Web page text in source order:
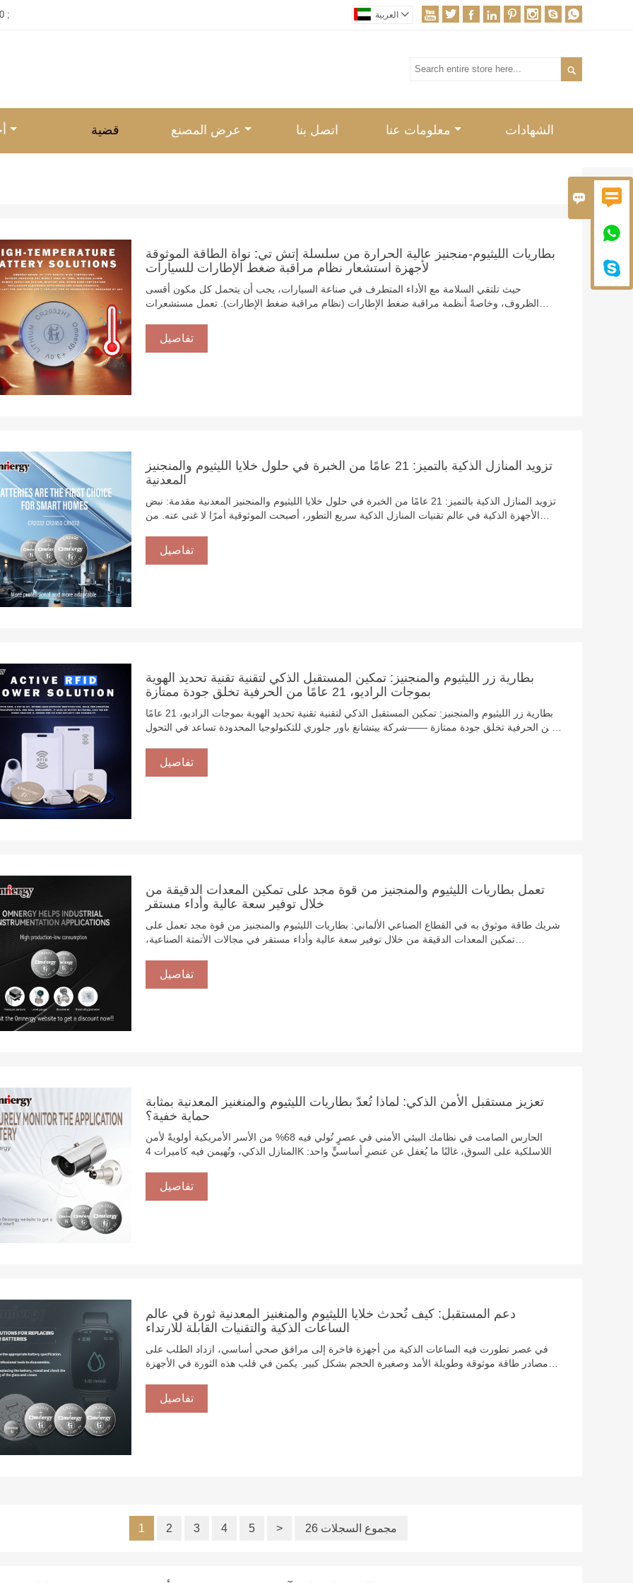
 


;         العربية 

قضية عرض المصنع اتصل بنا معلومات عنا الشهادات
بطاريات الليثيوم-منجنيز عالية الحرارة من سلسلة إتش تي: نواة الطاقة الموثوقة
لأجهزة استشعار نظام مراقبة ضغط الإطارات للسيارات
حيث تلتقي السلامة مع الأداء المتطرف في صناعة السيارات، يجب أن يتحمل كل مكون أقسى
الظروف، وخاصةً أنظمة مراقبة ضغط الإطارات (نظام مراقبة ضغط الإطارات). تعمل مستشعرات
أنظمة الكبح، مع تحملها للاهتزازات والرطوبة المستمرة. في شركة ييتشانغ باور غلوري تكنولوجي
المحدودة، كرّسنا ٢١ عامًا لتطوير تقنية بطاريات الليثيوم والمنغنيز (لي-من)، المصممة خصيصًا لتلبية
تفاصيل
تزويد المنازل الذكية بالتميز: 21 عامًا من الخبرة في حلول خلايا الليثيوم والمنجنيز
المعدنية
تزويد المنازل الذكية بالتميز: 21 عامًا من الخبرة في حلول خلايا الليثيوم والمنجنيز المعدنية مقدمة: نبض
الأجهزة الذكية في عالم تقنيات المنازل الذكية سريع التطور، أصبحت الموثوقية أمرًا لا غنى عنه. من
(نظام تحديد المواقع العالمي (GPS)) التي تضمن سلامة حيوانك الأليف، يعتمد كل جهاز على عنصر
أساسي واحد: طاقة عالية الأداء تدوم طويلًا. في شركة ييتشانغ باور غلوري تكنولوجي المحدودة،
تفاصيل
بطارية زر الليثيوم والمنجنيز: تمكين المستقبل الذكي لتقنية تقنية تحديد الهوية
بموجات الراديو، 21 عامًا من الحرفية تخلق جودة ممتازة
بطارية زر الليثيوم والمنجنيز: تمكين المستقبل الذكي لتقنية تقنية تحديد الهوية بموجات الراديو، 21 عامًا
من الحرفية تخلق جودة ممتازة ——شركة ييتشانغ باور جلوري للتكنولوجيا المحدودة تساعد في التحول
بين تقنية تحديد الترددات الراديوية والبطاريات مع تقدم "قانون البطاريات الجديد" للاتحاد الأوروبي، يجب
أن تُجهّز جميع بطاريات السيارات الكهربائية والبطاريات الصناعية، وغيرها، التي تدخل السوق الأوروبية
تفاصيل
تعمل بطاريات الليثيوم والمنجنيز من قوة مجد على تمكين المعدات الدقيقة من
خلال توفير سعة عالية وأداء مستقر
شريك طاقة موثوق به في القطاع الصناعي الألماني: بطاريات الليثيوم والمنجنيز من قوة مجد تعمل على
تمكين المعدات الدقيقة من خلال توفير سعة عالية وأداء مستقر في مجالات الأتمتة الصناعية،
تشغيل المعدات. بصفتها موردًا عالميًا يتمتع بخبرة 21 عامًا في تكنولوجيا بطاريات الليثيوم والمنغنيز، تُزوّد ​​
شركة ليجيا مصنع العملاء الصناعيين الألمان بدعم طاقة دقيق من سي آر 2032 إلى CR2477 من خلال
تفاصيل
تعزيز مستقبل الأمن الذكي: لماذا تُعدّ بطاريات الليثيوم والمنغنيز المعدنية بمثابة
حماية خفية؟
الحارس الصامت في نظامك البيئي الأمني في عصرٍ تُولي فيه 68% من الأسر الأمريكية أولويةً لأمن
المنازل الذكي، وتُهيمن فيه كاميرات 4K اللاسلكية على السوق، غالبًا ما يُغفل عن عنصرٍ أساسيٍّ واحد:
التالي، مُقدّمةً أداءً لا يُضاهى حيث تُعدّ الموثوقية هي الأهم. دعونا نستكشف لماذا أصبحت هذه التقنية
تفاصيل
دعم المستقبل: كيف تُحدث خلايا الليثيوم والمنغنيز المعدنية ثورة في عالم
الساعات الذكية والتقنيات القابلة للارتداء
في عصر تطورت فيه الساعات الذكية من أجهزة فاخرة إلى مرافق صحي أساسي، ازداد الطلب على
مصادر طاقة موثوقة وطويلة الأمد وصغيرة الحجم بشكل كبير. يكمن في قلب هذه الثورة في الأجهزة
الليثيوم والمنغنيز لتلبية الاحتياجات الصارمة للأجهزة القابلة للارتداء الحديثة، وهي تُعيد تعريف كفاءة
الطاقة والسلامة والاستدامة في صناعة التكنولوجيا. دعونا نستكشف لماذا تُعتبر هذه البطاريات بمثابة
تفاصيل
1 2 3 4 5 > 26 مجموع السجلات